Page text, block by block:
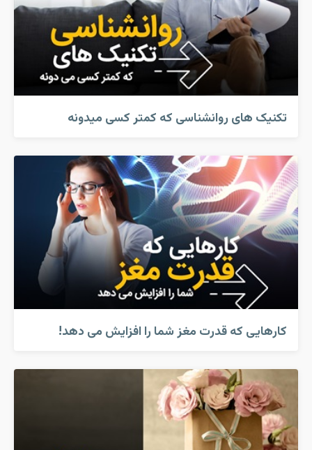
تکنیک های روانشناسی که کمتر کسی میدونه
کارهایی که قدرت مغز شما را افزایش می دهد!